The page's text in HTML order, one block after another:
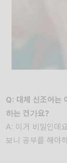
Q: 대체 신조어는
하는 건가요?
A: 이거 비밀인데
보니 공부를 해야